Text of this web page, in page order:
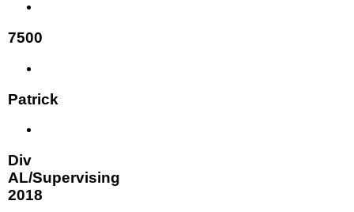
7500
Patrick
Div
AL/Supervising
2018